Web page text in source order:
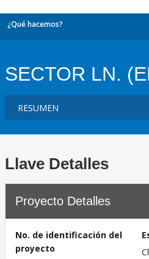
¿Qué hacemos?
SECTOR LN.
Llave Detalles
Proyecto Detalles
No. de identificación del
proyecto